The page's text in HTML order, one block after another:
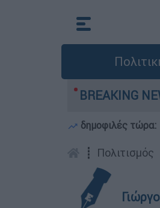
BREAKING
τη ζωή του στη
δημοφιλές τώρα:
┋ Πολιτισμός